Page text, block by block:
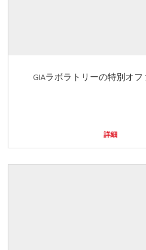
GIAラボラトリーの特別オ
詳細